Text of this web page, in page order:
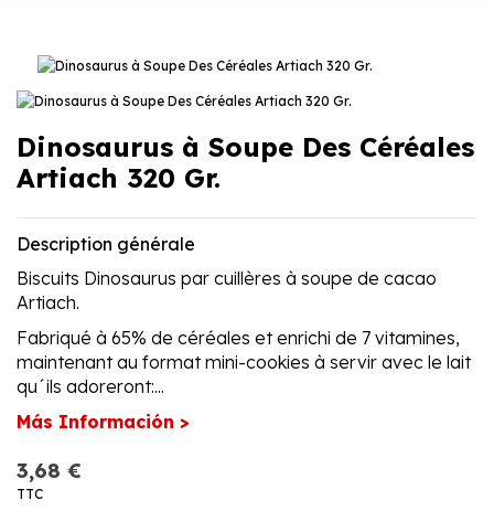
Dinosaurus à Soupe Des Céréales
Artiach 320 Gr.
Description générale
Biscuits Dinosaurus par cuillères à soupe de cacao
Artiach.
Fabriqué à 65% de céréales et enrichi de 7 vitamines,
maintenant au format mini-cookies à servir avec le lait
qu´ils adoreront:...
Más Información >
3,68 €
TTC